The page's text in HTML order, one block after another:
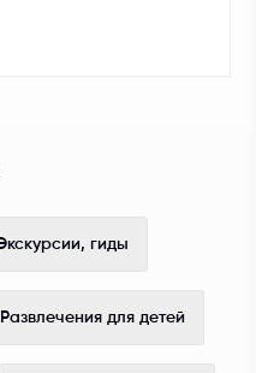
гиды
Развлечения для детей